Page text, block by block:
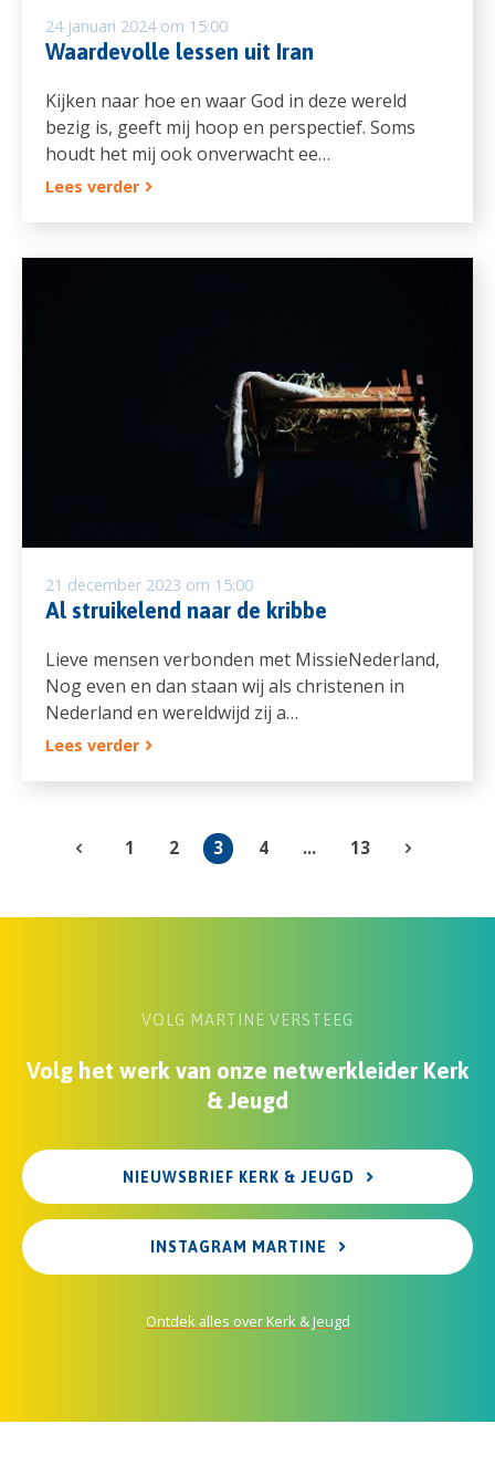
24 januari 2024 om 15:00
Waardevolle lessen uit Iran
Kijken naar hoe en waar God in deze wereld
bezig is, geeft mij hoop en perspectief. Soms
houdt het mij ook onverwacht ee…
Lees verder
21 december 2023 om 15:00
Al struikelend naar de kribbe
Lieve mensen verbonden met MissieNederland,
Nog even en dan staan wij als christenen in
Nederland en wereldwijd zij a…
Lees verder
1 2 3 4 ... 13
VOLG MARTINE VERSTEEG
Volg het werk van onze netwerkleider Kerk
& Jeugd
NIEUWSBRIEF KERK & JEUGD
INSTAGRAM MARTINE
Ontdek alles over Kerk & Jeugd